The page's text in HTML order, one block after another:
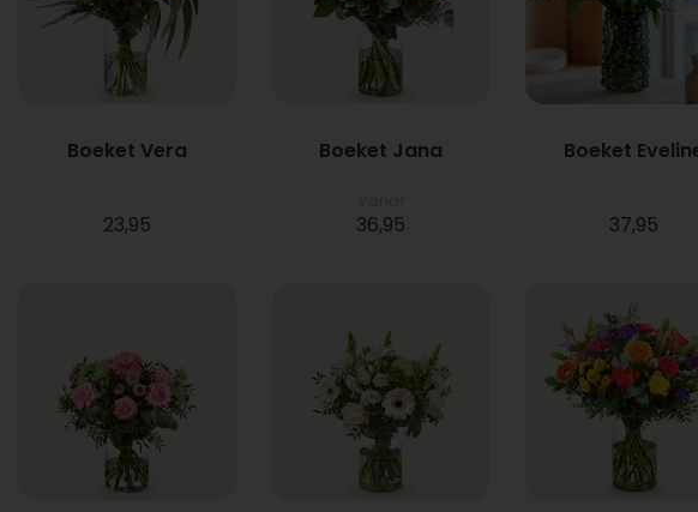
Boeket Vera
23,95
Boeket Jana
36,95
Boeket
37,95